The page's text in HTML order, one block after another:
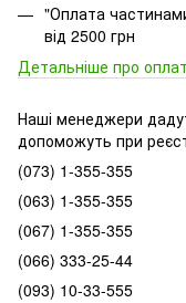
"Оплата
від 2500 грн
Детальніше про
Наші менеджери
допоможуть при
(073) 1-355-355
(063) 1-355-355
(067) 1-355-355
(066) 333-25-44
(093) 10-33-555